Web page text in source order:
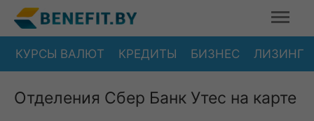
КУРСЫ ВАЛЮТ КРЕДИТЫ БИЗНЕС ЛИЗИНГ
Отделения Сбер Банк Утес на карте